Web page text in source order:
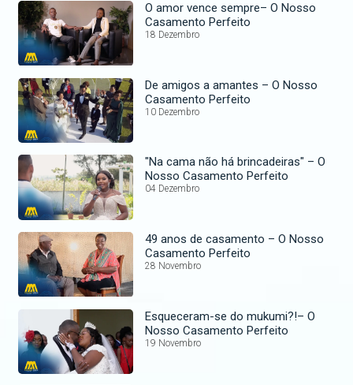
O amor vence sempre– O Nosso
Casamento Perfeito
18 Dezembro
De amigos a amantes – O Nosso
Casamento Perfeito
10 Dezembro
"Na cama não há brincadeiras" – O
Nosso Casamento Perfeito
04 Dezembro
49 anos de casamento – O Nosso
Casamento Perfeito
28 Novembro
Esqueceram-se do mukumi?!– O
Nosso Casamento Perfeito
19 Novembro